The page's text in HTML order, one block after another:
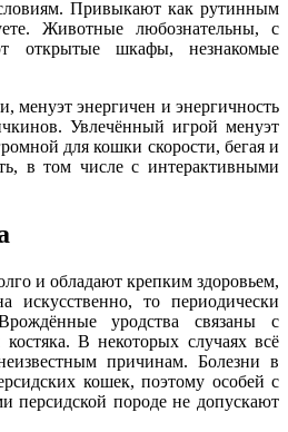
Привыкают как рутинным
Животные любознательны, с
открытые шкафы, незнакомые
менуэт энергичен и энергичность
Увлечённый игрой менуэт
для кошки скорости, бегая и
в том числе с интерактивными
и обладают крепким здоровьем,
искусственно, то периодически
уродства связаны с
В некоторых случаях всё
причинам. Болезни в
кошек, поэтому особей с
персидской породе не допускают